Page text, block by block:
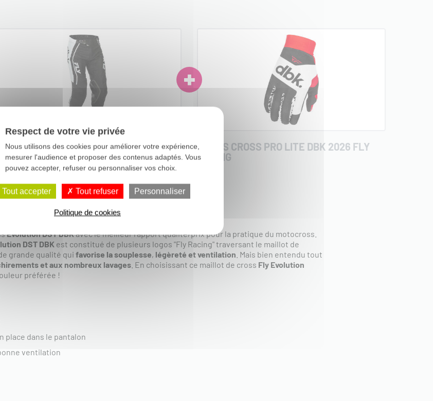
CROSS EVOLUTION DST DBK
FLY RACING
GANTS CROSS PRO LITE DBK 2026 FLY
RACING
DST DBK 2026 :
Evolution DST DBKavec le meilleur rapport qualité/prix pour la pratique du motocross.
DST DBK est constitué de plusieurs logos "Fly Racing" traversant le maillot de
grande qualité qui favorise la souplesse, légèreté et ventilation . Mais bien entendu tout
et aux nombreux lavages . En choisissant ce maillot de cross Fly Evolution
préférée !
place dans le pantalon
ventilation
Respect de votre vie privée
Nous utilisons des cookies pour améliorer votre expérience,
mesurer l'audience et proposer des contenus adaptés. Vous
pouvez accepter, refuser ou personnaliser vos choix.
Tout accepter Tout refuser Personnaliser
Politique de cookies